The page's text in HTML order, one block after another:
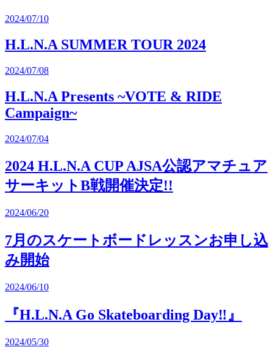
2024/07/10
H.L.N.A SUMMER TOUR 2024
2024/07/08
H.L.N.A Presents ~VOTE & RIDE
Campaign~
2024/07/04
2024 H.L.N.A CUP AJSA公認アマチュア
サーキットB戦開催決定!!
2024/06/20
7月のスケートボードレッスンお申し込
み開始
2024/06/10
『H.L.N.A Go Skateboarding Day‼︎』
2024/05/30